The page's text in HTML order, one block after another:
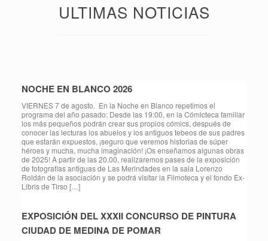
ULTIMAS NOTICIAS
NOCHE EN BLANCO 2026
VIERNES 7 de agosto. En la Noche en Blanco repetimos el
programa del año pasado: Desde las 19:00, en la Cómicteca familiar
los más pequeños podrán crear sus propios cómics, después de
conocer las lecturas los abuelos y los antiguos tebeos de sus padres
que estarán expuestos, ¡seguro que veremos historias de súper
héroes y mucha, mucha imaginación! ¡Os enseñamos algunas obras
de 2025! A partir de las 20.00, realizaremos pases de la exposición
de fotografías antiguas de Las Merindades en la sala Lorenzo
Roldán de la asociación y se podrá visitar la Filmoteca y el fondo Ex-
Libris de Tirso […]
EXPOSICIÓN DEL XXXII CONCURSO DE PINTURA
CIUDAD DE MEDINA DE POMAR